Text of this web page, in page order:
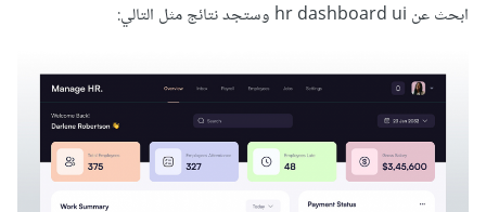
ابحث عن hr dashboard ui وستجد نتائج مثل التالي: